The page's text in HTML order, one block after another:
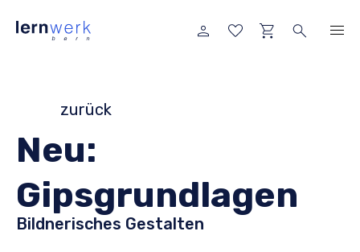
zurück
Neu:
Gipsgrundlagen
Bildnerisches Gestalten